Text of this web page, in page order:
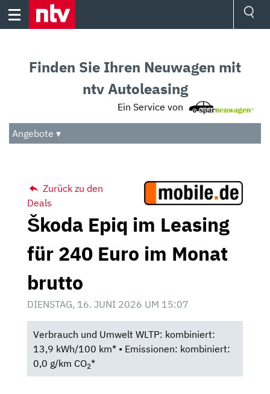
Skip
Audio
Das Beste
Finden Sie Ihren Neuwagen mit
ntv Autoleasing
Ein Service von
Angebote ▾
Zurück zu den
Deals
Škoda Epiq im Leasing
für 240 Euro im Monat
brutto
DIENSTAG, 16. JUNI 2026 UM 15:07
Verbrauch und Umwelt WLTP: kombiniert:
13,9 kWh/100 km* • Emissionen: kombiniert:
0,0 g/km CO2*